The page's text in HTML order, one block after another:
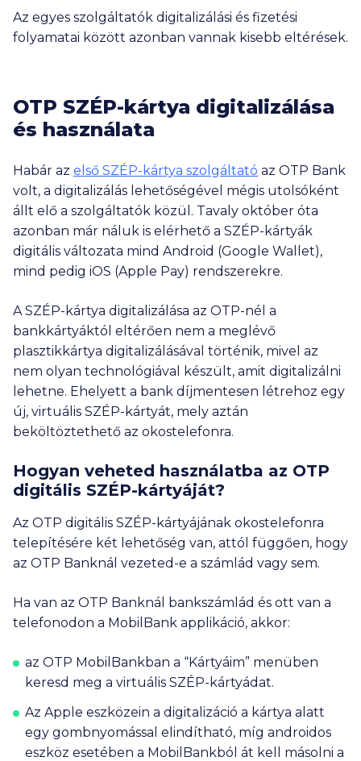
Az egyes szolgáltatók digitalizálási és fizetési
folyamatai között azonban vannak kisebb eltérések.
OTP SZÉP-kártya digitalizálása
és használata
Habár az első SZÉP-kártya szolgáltató az OTP Bank
volt, a digitalizálás lehetőségével mégis utolsóként
állt elő a szolgáltatók közül. Tavaly október óta
azonban már náluk is elérhető a SZÉP-kártyák
digitális változata mind Android (Google Wallet),
mind pedig iOS (Apple Pay) rendszerekre.
A SZÉP-kártya digitalizálása az OTP-nél a
bankkártyáktól eltérően nem a meglévő
plasztikkártya digitalizálásával történik, mivel az
nem olyan technológiával készült, amit digitalizálni
lehetne. Ehelyett a bank díjmentesen létrehoz egy
új, virtuális SZÉP-kártyát, mely aztán
beköltöztethető az okostelefonra.
Hogyan veheted használatba az OTP
digitális SZÉP-kártyáját?
Az OTP digitális SZÉP-kártyájának okostelefonra
telepítésére két lehetőség van, attól függően, hogy
az OTP Banknál vezeted-e a számlád vagy sem.
Ha van az OTP Banknál bankszámlád és ott van a
telefonodon a MobilBank applikáció, akkor:
az OTP MobilBankban a “Kártyáim” menüben
keresd meg a virtuális SZÉP-kártyádat.
Az Apple eszközein a digitalizáció a kártya alatt
egy gombnyomással elindítható, míg androidos
eszköz esetében a MobilBankból át kell másolni a